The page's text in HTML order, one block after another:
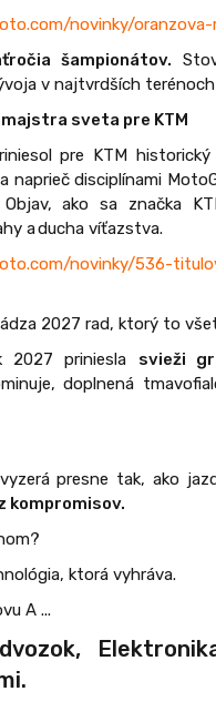
novinky/oranzova-
šampionátov.
v najtvrdších
sveta pre KTM
pre KTM
naprieč disciplínami
Objav, ako sa značka
a ducha víťazstva.
novinky/536-
2027 rad, ktorý to
2027 priniesla svieži
doplnená
presne tak, ako
kompromisov.
ktorá vyhráva.
A ...